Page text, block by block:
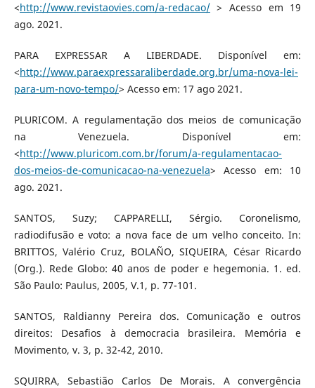
<http://www.revistaovies.com/a-redacao/> Acesso em 19
ago. 2021.
PARA EXPRESSAR A LIBERDADE. Disponível em:
<http://www.paraexpressaraliberdade.org.br/uma-nova-lei-
para-um-novo-tempo/> Acesso em: 17 ago 2021.
PLURICOM. A regulamentação dos meios de comunicação
na Venezuela. Disponível em:
<http://www.pluricom.com.br/forum/a-regulamentacao-
dos-meios-de-comunicacao-na-venezuela> Acesso em: 10
ago. 2021.
SANTOS, Suzy; CAPPARELLI, Sérgio. Coronelismo,
radiodifusão e voto: a nova face de um velho conceito. In:
BRITTOS, Valério Cruz, BOLAÑO, SIQUEIRA, César Ricardo
(Org.). Rede Globo: 40 anos de poder e hegemonia. 1. ed.
São Paulo: Paulus, 2005, V.1, p. 77-101.
SANTOS, Raldianny Pereira dos. Comunicação e outros
direitos: Desafios à democracia brasileira. Memória e
Movimento, v. 3, p. 32-42, 2010.
SQUIRRA, Sebastião Carlos De Morais. A convergência